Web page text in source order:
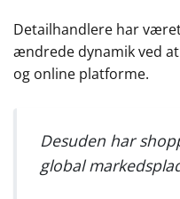
Detailhandlere har
ændrede dynamik ved
og online platforme.
Desuden har
global